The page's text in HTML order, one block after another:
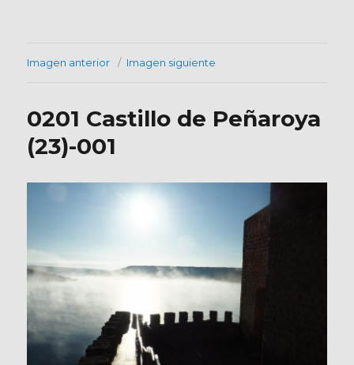
Imagen anterior Imagen siguiente
0201 Castillo de Peñaroya
(23)-001